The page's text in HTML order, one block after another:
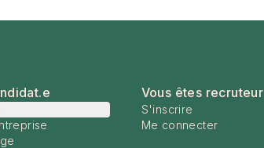
Vous êtes recruteur
S'inscrire
Me connecter